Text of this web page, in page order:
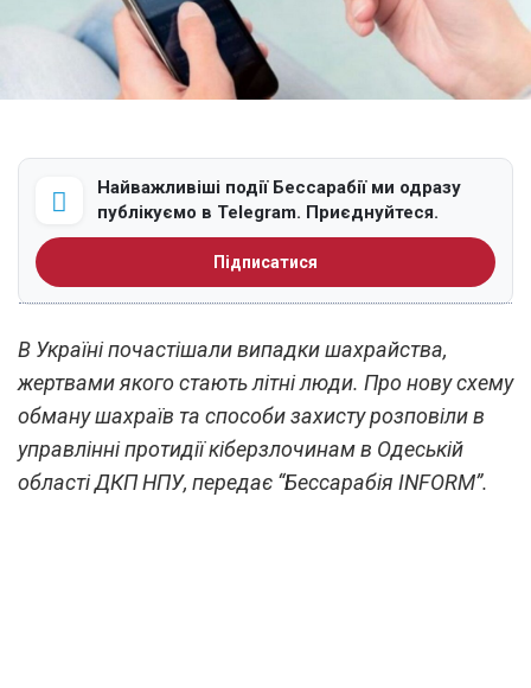
Найважливіші події Бессарабії ми одразу
публікуємо в Telegram. Приєднуйтеся.
Підписатися
В Україні почастішали випадки шахрайства,
жертвами якого стають літні люди. Про нову схему
обману шахраїв та способи захисту розповіли в
управлінні протидії кіберзлочинам в Одеській
області ДКП НПУ, передає “Бессарабія INFORM”.